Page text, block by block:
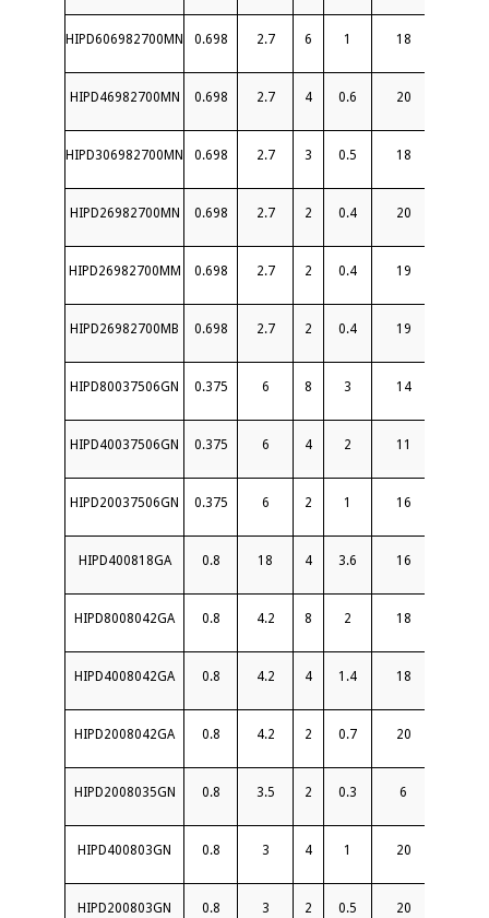
HIPD606982700MN 0.698 2.7 6 1 18
HIPD46982700MN 0.698 2.7 4 0.6 20
HIPD306982700MN 0.698 2.7 3 0.5 18
HIPD26982700MN 0.698 2.7 2 0.4 20
HIPD26982700MM 0.698 2.7 2 0.4 19
HIPD26982700MB 0.698 2.7 2 0.4 19
HIPD80037506GN 0.375 6 8 3 14
HIPD40037506GN 0.375 6 4 2 11
HIPD20037506GN 0.375 6 2 1 16
HIPD400818GA 0.8 18 4 3.6 16
HIPD8008042GA 0.8 4.2 8 2 18
HIPD4008042GA 0.8 4.2 4 1.4 18
HIPD2008042GA 0.8 4.2 2 0.7 20
HIPD2008035GN 0.8 3.5 2 0.3 6
HIPD400803GN 0.8 3 4 1 20
HIPD200803GN 0.8 3 2 0.5 20